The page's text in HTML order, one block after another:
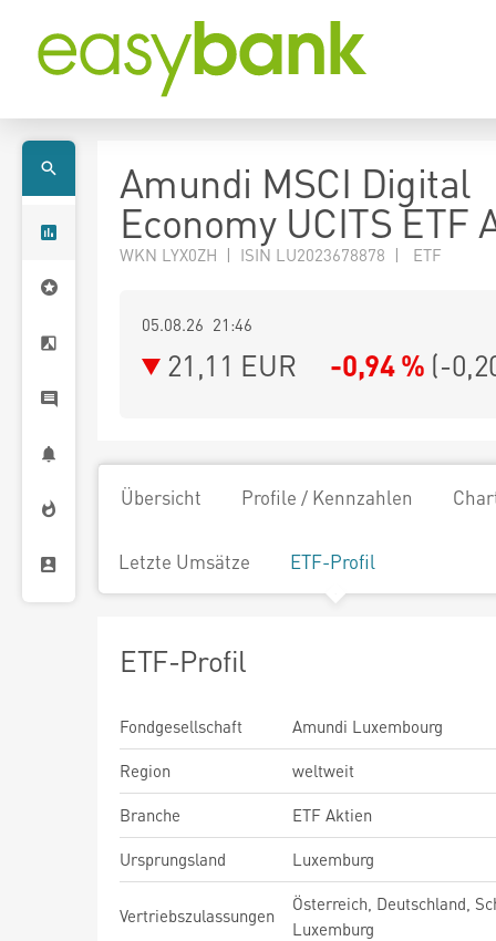
Amundi MSCI Digital
Economy UCITS ETF
WKN LYX0ZH | ISIN LU2023678878 | ETF
05.08.26 21:46
21,11 EUR -0,94 % (-
Übersicht Profile / Kennzahlen
Letzte Umsätze ETF-Profil
ETF-Profil
Fondgesellschaft
Amundi Luxembourg
Region
weltweit
Branche
ETF Aktien
Ursprungsland
Luxemburg
Vertriebszulassungen
Österreich, Deutschland,
Luxemburg